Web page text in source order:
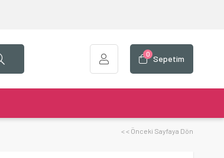
Sepetim
0
< < Önceki Sayfaya Dön